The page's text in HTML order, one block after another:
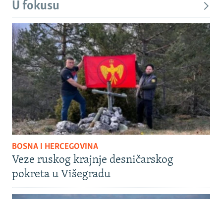
U fokusu
BOSNA I HERCEGOVINA
Veze ruskog krajnje desničarskog
pokreta u Višegradu